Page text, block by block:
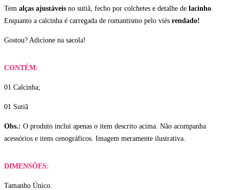
Tem alças ajustáveis no sutiã, fecho por colchetes e detalhe de lacinho
Enquanto a calcinha é carregada de romantismo pelo viés rendado!
Gostou? Adicione na sacola!
CONTÉM:
01 Calcinha;
01 Sutiã
Obs.: O produto inclui apenas o item descrito acima. Não acompanha
acessórios e itens cenográficos. Imagem meramente ilustrativa.
DIMENSÕES:
Tamanho Único.